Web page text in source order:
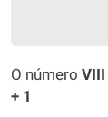
O número VIII
+ 1